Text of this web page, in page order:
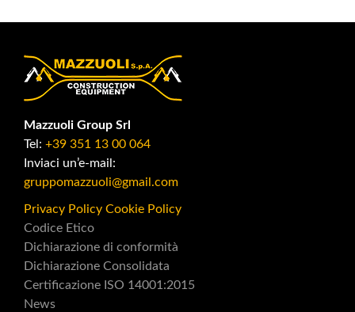
Mazzuoli Group Srl
Tel: +39 351 13 00 064
Inviaci un’e-mail:
gruppomazzuoli@gmail.com
Privacy Policy Cookie Policy
Codice Etico
Dichiarazione di conformità
Dichiarazione Consolidata
Certificazione ISO 14001:2015
News